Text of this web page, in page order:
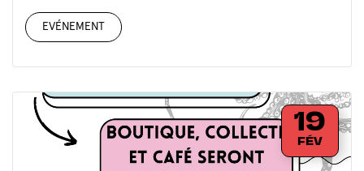
EVÉNEMENT
19
FÉV